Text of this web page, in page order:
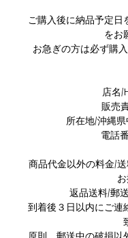
ご購入後に納品予定日
をお
お急ぎの方は必ず購
店名/
販売
所在地/沖縄県
電話
商品代金以外の料金/送
返品送料/郵
到着後３日以内にご連